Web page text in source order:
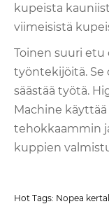
kupeista
viimeisistä
Toinen suuri etu
työntekijöitä.
säästää työtä.
Machine
tehokkaammin
kuppien
Hot Tags: Nopea